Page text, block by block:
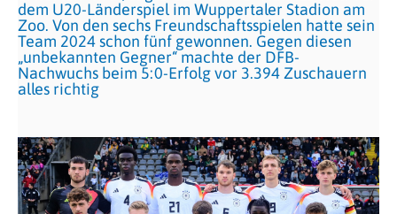
dem U20-Länderspiel im Wuppertaler Stadion am
Zoo. Von den sechs Freundschaftsspielen hatte sein
Team 2024 schon fünf gewonnen. Gegen diesen
„unbekannten Gegner“ machte der DFB-
Nachwuchs beim 5:0-Erfolg vor 3.394 Zuschauern
alles richtig